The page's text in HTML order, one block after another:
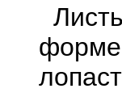
форме